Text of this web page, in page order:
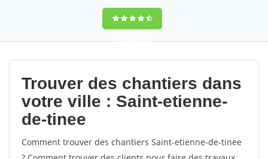
9,5(100%)72
votes
Trouver des chantiers dans
votre ville : Saint-etienne-
de-tinee
Comment trouver des chantiers Saint-etienne-de-tinee